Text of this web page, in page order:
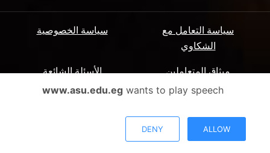
سياسة الخصوصية
سياسة التعامل مع
الشكاوي
الأسئلة الشائعة ميثاق المتعاملين
شروط الاستخدام
جميع الحقوق محفوظة جامعة عين شمس - البوابة الإلكترونية ©
www.asu.edu.egwants to play speech
DENY ALLOW